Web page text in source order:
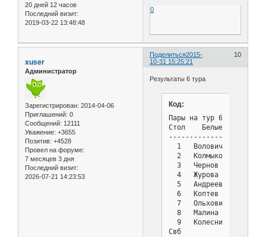
20 дней 12 часов
Последний визит:
2019-03-22 13:48:48
0
Поделиться 10
2015-
10-31 15:25:21
xuser
Администратор
Зарегистрирован: 2014-04-06
Приглашений: 0
Сообщений: 12111
Уважение: +3655
Позитив: +4528
Провел на форуме:
7 месяцев 3 дня
Последний визит:
2026-07-21 14:23:53
Результаты 6 тура
Код:
Пары на тур 6 - Турнир
Стол    Белые
1   Волович Василий
2   Колмыков
3   Чернов Владимир
4   Журова Анна
5   Андреев
6   Коптев Руслан
7   Ольховик
8   Малина Софья
9   Колесников
Свб            : 1